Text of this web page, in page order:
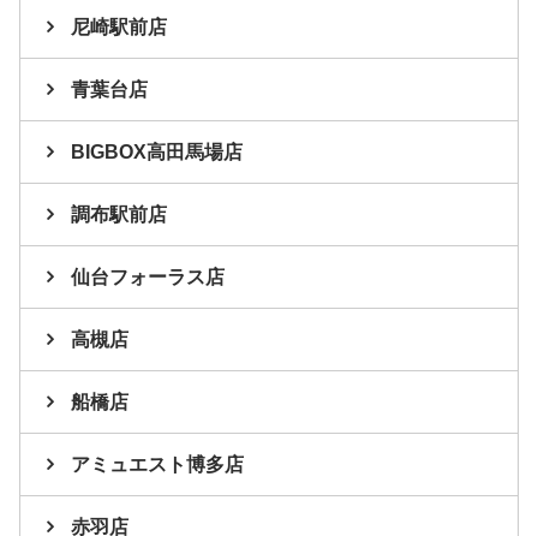
尼崎駅前店
青葉台店
BIGBOX高田馬場店
調布駅前店
仙台フォーラス店
高槻店
船橋店
アミュエスト博多店
赤羽店